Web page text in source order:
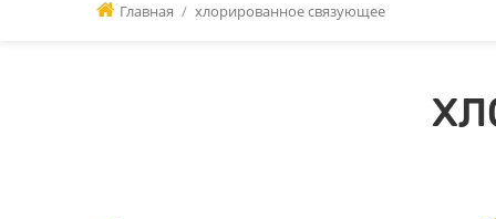
Главная / хлорированное связующее